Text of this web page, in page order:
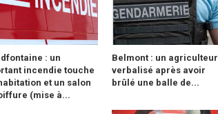
: un
incendie touche
et un salon
(mise à...
Belmont : un agriculteur
verbalisé après avoir
brûlé une balle de...